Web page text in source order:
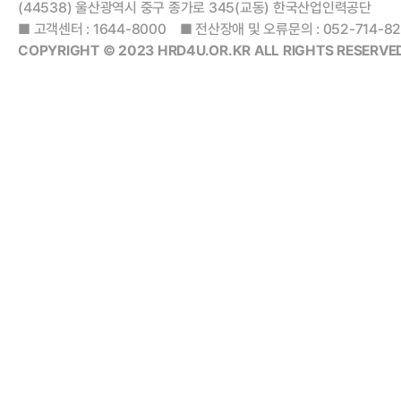
(44538) 울산광역시 중구 종가로 345(교동) 한국산업인력공단
■ 고객센터 : 1644-8000 ■ 전산장애 및 오류문의 : 052-714-
COPYRIGHT © 2023 HRD4U.OR.KR ALL RIGHTS